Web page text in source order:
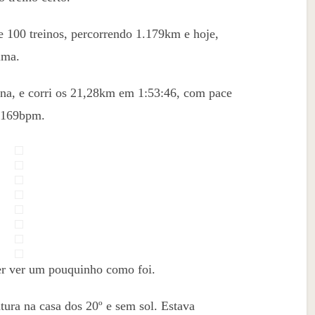
treinos, percorrendo 1.179km e hoje,
e corri os 21,28km em 1:53:46, com pace
ver um pouquinho como foi.
na casa dos 20º e sem sol. Estava